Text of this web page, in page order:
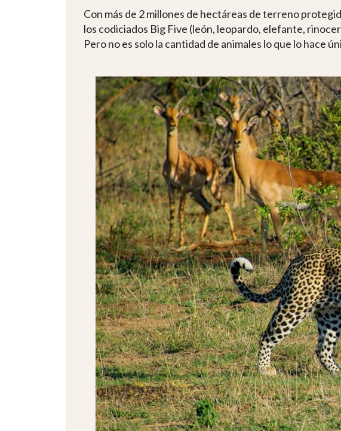
Con más de 2 millones de hectáreas de terreno
los codiciados Big Five (león, leopardo, elefante,
Pero no es solo la cantidad de animales lo que lo hace